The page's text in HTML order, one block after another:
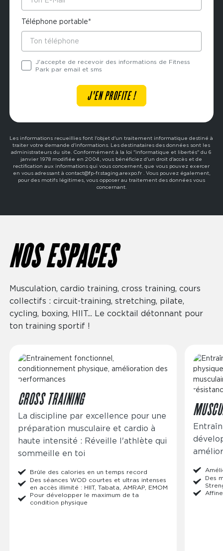
Téléphone portable*
J'accepte de recevoir des informations de Fitness
Park par email et sms
Les informations recueillies font l'objet d'un traitement informatique destiné à
traiter votre demande d'informations. Les destinataires des données sont les
administrateurs du site. Conformément à la loi "informatique et libertés" du 6
janvier 1978 modifiée en 2004, vous bénéficiez d'un droit d'accès et de
rectification aux informations qui vous concernent, que vous pouvez exercer
en vous adressant à contact@fp-fr.staging.arexpo.fr . Vous pouvez également,
pour des motifs légitimes, vous opposer au traitement des données vous
concernant.
NOS ESPACES
Musculation, cardio training, cross training, cours
collectifs : circuit-training, stretching, pilate,
cycling, boxing, HIIT... Le cocktail détonnant pour
ton training sportif !
Image
CROSS TRAINING
La discipline par excellence pour une
préparation musculaire et cardio à
haute intensité : Réveille l'athlète qui
sommeille en toi
Brûle des calories en un temps record
Des séances WOD courtes et ultras intenses
en accès illimité : HIIT, Tabata, AMRAP, EMOM
Pour développer le maximum de ta
condition physique
Image
Des